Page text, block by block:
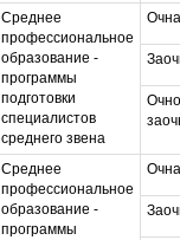
Среднее
профессиональное
образование -
программы
подготовки
специалистов
среднего звена
Среднее
профессиональное
образование -
программы